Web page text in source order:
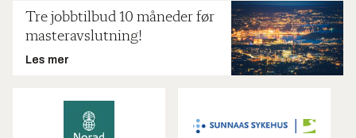
Tre jobbtilbud 10 måneder før
masteravslutning!
Les mer